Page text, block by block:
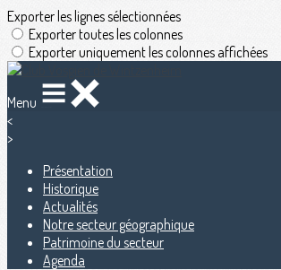
Exporter les lignes sélectionnées
Exporter toutes les colonnes
Exporter uniquement les colonnes affichées
Menu
<
>
Présentation
Historique
Actualités
Notre secteur géographique
Patrimoine du secteur
Agenda